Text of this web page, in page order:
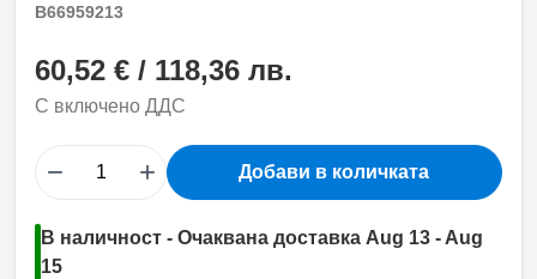
B66959213
60,52 € / 118,36 лв.
С включено ДДС
− + Добави в количката
В наличност - Очаквана доставка Aug 13 - Aug
15